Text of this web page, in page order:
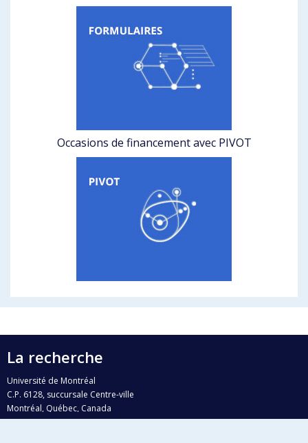
Occasions de financement avec PIVOT
La recherche
Université de Montréal
C.P. 6128, succursale Centre-ville
Montréal, Québec, Canada
H3C 3J7